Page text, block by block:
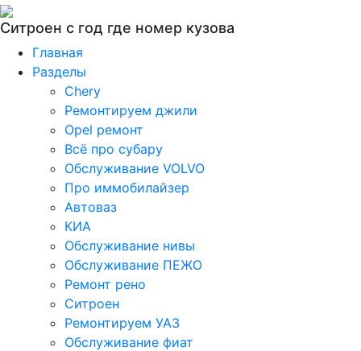
Ситроен с год где номер кузова
Главная
Разделы
Chery
Ремонтируем джили
Opel ремонт
Всё про субару
Обслуживание VOLVO
Про иммобилайзер
Автоваз
КИА
Обслуживание нивы
Обслуживание ПЕЖО
Ремонт рено
Ситроен
Ремонтируем УАЗ
Обслуживание фиат